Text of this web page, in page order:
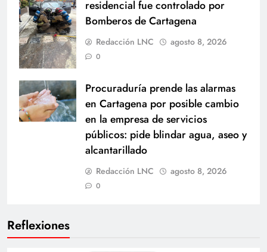
Reflexiones
residencial fue controlado por
Bomberos de Cartagena
Redacción LNC agosto 8, 2026
0
Procuraduría prende las alarmas
en Cartagena por posible cambio
en la empresa de servicios
públicos: pide blindar agua, aseo y
alcantarillado
Redacción LNC agosto 8, 2026
0